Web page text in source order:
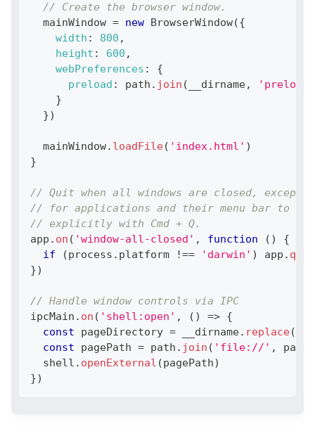
// Create the browser window.
  mainWindow
= new BrowserWindow({
width : 800 ,
height : 600 ,
webPreferences :
{
preload : path . join ( __dirname,
}
})
  mainWindow
. loadFile( 'index.html' )
}
// Quit when all windows are closed, except
// for applications and their menu bar to
// explicitly with Cmd + Q.
app . on ( 'window-all-closed' , function ( )
{
if
(process . platform !== 'darwin' ) app . quit
})
// Handle window controls via IPC
ipcMain . on ( 'shell:open' , ( ) => {
const pageDirectory = __dirname. replace(
const pagePath = path . join ( 'file://' ,
  shell
. openExternal (pagePath)
})